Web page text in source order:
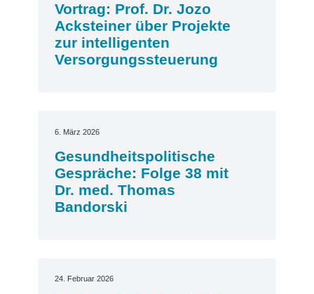
Vortrag: Prof. Dr. Jozo
Acksteiner über Projekte
zur intelligenten
Versorgungssteuerung
6. März 2026
Gesundheitspolitische
Gespräche: Folge 38 mit
Dr. med. Thomas
Bandorski
24. Februar 2026